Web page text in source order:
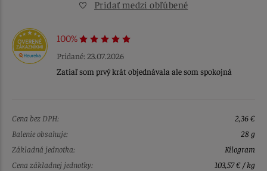
Pridať medzi obľúbené
100%
Pridané: 23.07.2026
Zatiaľ som prvý krát objednávala ale som spokojná
Cena bez DPH:
2,36 €
Balenie obsahuje:
28 g
Základná jednotka:
Kilogram
Cena základnej jednotky:
103,57 € / kg